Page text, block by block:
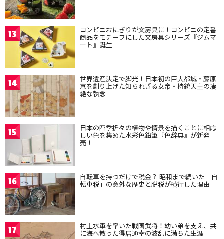
13 コンビニおにぎりが文房具に！コンビニの定番
商品をモチーフにした文房具シリーズ『ジムマ
ート』誕生
14 世界遺産決定で脚光！日本初の巨大都城・藤原
京を創り上げた知られざる女帝・持統天皇の凄
絶な執念
15 日本の四季折々の植物や情景を描くことに相応
しい色を集めた水彩色鉛筆『色辞典』が新発
売！
16 自転車を持つだけで税金？ 昭和まで続いた「自
転車税」の意外な歴史と脱税が横行した理由
17 村上水軍を率いた戦国武将！幼い弟を支え、共
に海へ散った得居通幸の波乱に満ちた生涯